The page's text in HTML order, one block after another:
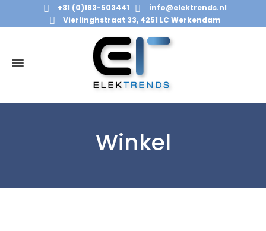
+31 (0)183-503441
info@elektrends.nl
Vierlinghstraat 33, 4251 LC Werkendam
Winkel